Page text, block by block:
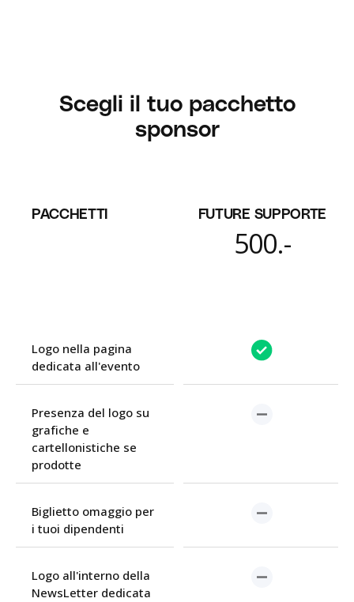
Scegli il tuo pacchetto
sponsor
PACCHETTI FUTURE SUPPORTE
500.-
Logo nella pagina
dedicata all'evento
Presenza del logo su
grafiche e
cartellonistiche se
prodotte
Biglietto omaggio per
i tuoi dipendenti
Logo all'interno della
NewsLetter dedicata